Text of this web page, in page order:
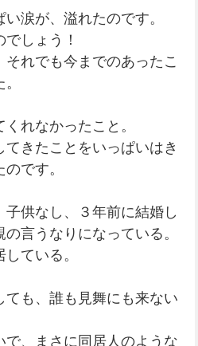
涙が、溢れたのです。
しょう！
れでも今までのあったこ
れなかったこと。
きたことをいっぱいはき
です。
供なし、３年前に結婚し
言うなりになっている。
ている。
も、誰も見舞にも来ない
で、まさに同居人のような